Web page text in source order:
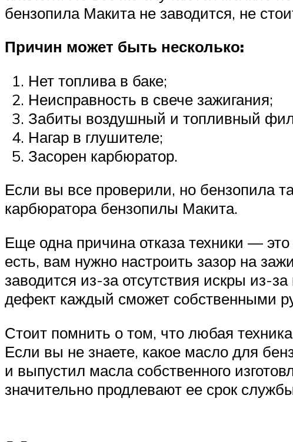
бензопила Макита не заводится, не
Причин может быть несколько:
Нет топлива в баке;
Неисправность в свече зажигания;
Забиты воздушный и топливный
Нагар в глушителе;
Засорен карбюратор.
Если вы все проверили, но бензопила
карбюратора бензопилы Макита.
Еще одна причина отказа техники —
есть, вам нужно настроить зазор на
заводится из-за отсутствия искры из-
дефект каждый сможет собственными
Стоит помнить о том, что любая
Если вы не знаете, какое масло для
и выпустил масла собственного
значительно продлевают ее срок